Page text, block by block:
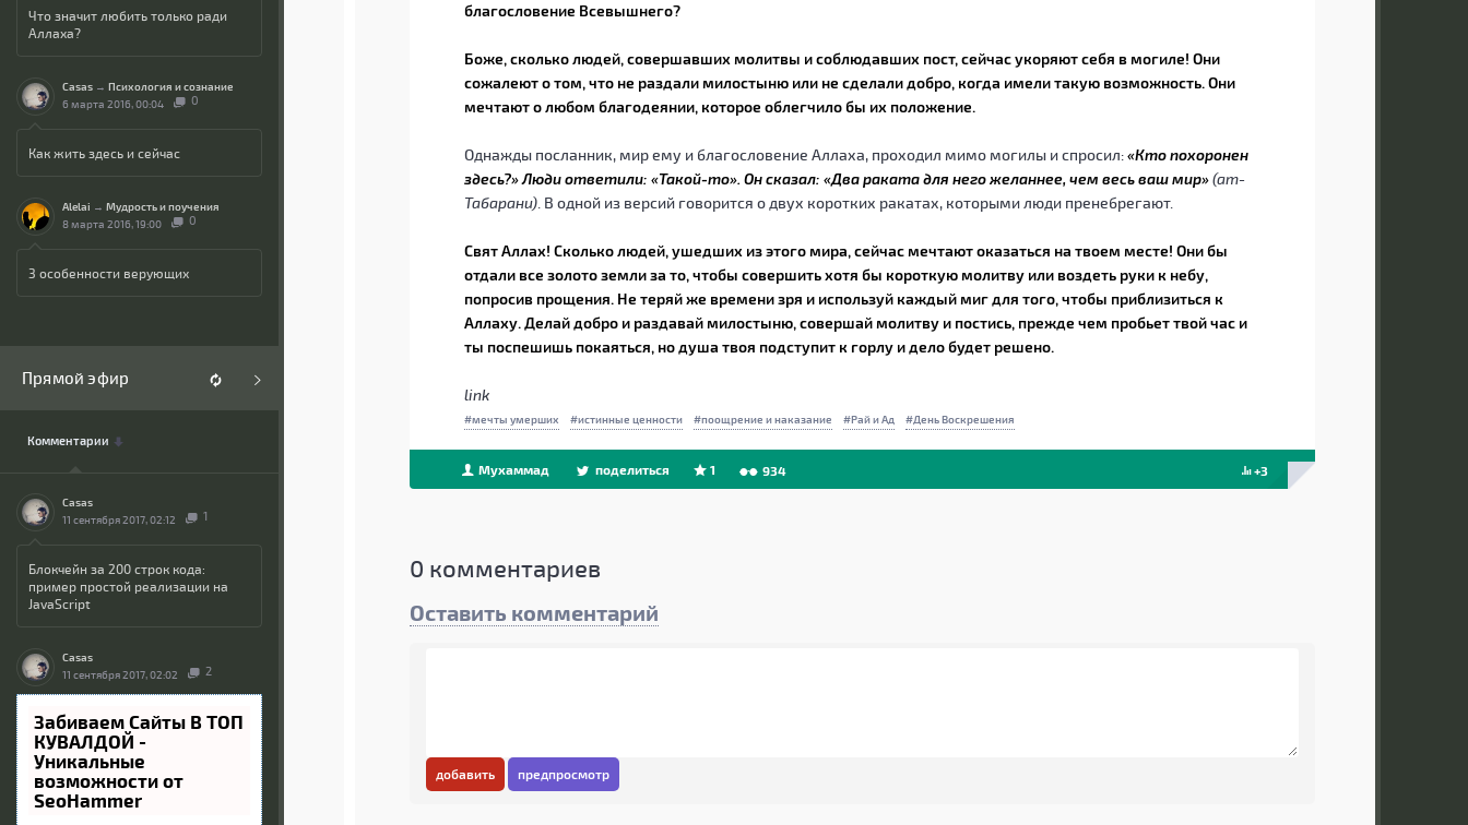
Что значит любить только ради
Аллаха?
Casas → Психология и сознание
6 марта 2016, 00:04
0
Как жить здесь и сейчас
Alelai → Мудрость и поучения
8 марта 2016, 19:00
0
3 особенности верующих
Прямой эфир
Комментарии
Casas
11 сентября 2017, 02:12
1
Блокчейн за 200 строк кода:
пример простой реализации на
JavaScript
Casas
11 сентября 2017, 02:02
2
Забиваем Сайты В ТОП
КУВАЛДОЙ -
Уникальные
возможности от
SeoHammer
благословение Всевышнего?
Боже, сколько людей, совершавших молитвы и соблюдавших пост, сейчас укоряют себя в могиле! Они
сожалеют о том, что не раздали милостыню или не сделали добро, когда имели такую возможность. Они
мечтают о любом благодеянии, которое облегчило бы их положение.
Однажды посланник, мир ему и благословение Аллаха, проходил мимо могилы и спросил:«Кто похоронен
здесь?» Люди ответили: «Такой-то». Он сказал: «Два раката для него желаннее, чем весь ваш мир»(ат-
Табарани) . В одной из версий говорится о двух коротких ракатах, которыми люди пренебрегают.
Свят Аллах! Сколько людей, ушедших из этого мира, сейчас мечтают оказаться на твоем месте! Они бы
отдали все золото земли за то, чтобы совершить хотя бы короткую молитву или воздеть руки к небу,
попросив прощения. Не теряй же времени зря и используй каждый миг для того, чтобы приблизиться к
Аллаху. Делай добро и раздавай милостыню, совершай молитву и постись, прежде чем пробьет твой час и
ты поспешишь покаяться, но душа твоя подступит к горлу и дело будет решено.
link
мечты умерших истинные ценности поощрение и наказание Рай и Ад День Воскрешения
Мухаммад поделиться 1 +3
934
0 комментариев
Оставить комментарий
добавить предпросмотр